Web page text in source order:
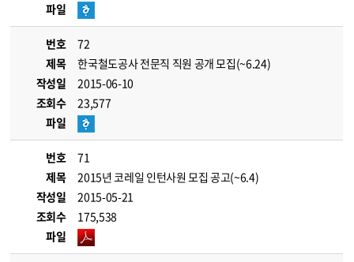
파일
번호
72
제목
한국철도공사 전문직 직원 공개 모집(~6.24)
작성일
2015-06-10
조회수
23,577
파일
번호
71
제목
2015년 코레일 인턴사원 모집 공고(~6.4)
작성일
2015-05-21
조회수
175,538
파일